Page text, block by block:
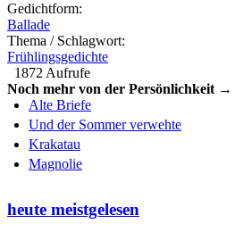
Gedichtform:
Ballade
Thema / Schlagwort:
Frühlingsgedichte
1872 Aufrufe
Noch mehr von der Persönlichkeit →
Alte Briefe
Und der Sommer verwehte
Krakatau
Magnolie
heute meistgelesen